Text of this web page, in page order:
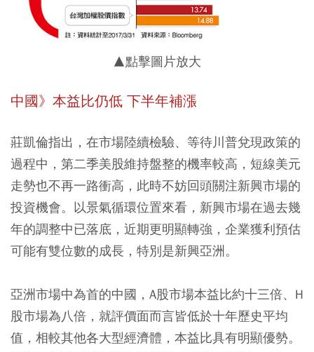
▲點擊圖片放大
中國》本益比仍低 下半年補漲
莊凱倫指出，在市場陸續檢驗、等待川普兌現政策的
過程中，第二季美股維持盤整的機率較高，短線美元
走勢也不再一路衝高，此時不妨回頭關注新興市場的
投資機會。以景氣循環位置來看，新興市場在過去幾
年的調整中已落底，近期更明顯轉強，企業獲利預估
可能有雙位數的成長，特別是新興亞洲。
亞洲市場中為首的中國，A股市場本益比約十三倍、H
股市場為八倍，就評價面而言皆低於十年歷史平均
值，相較其他各大型經濟體，本益比具有明顯優勢。